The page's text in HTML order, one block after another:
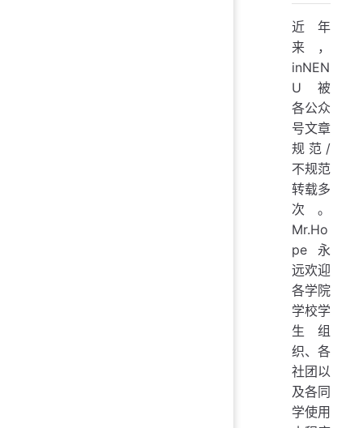
近年
来，
inNEN
U 被
各公众
号文章
规范/
不规范
转载多
次。
Mr.Ho
pe 永
远欢迎
各学院
学校学
生组
织、各
社团以
及各同
学使用